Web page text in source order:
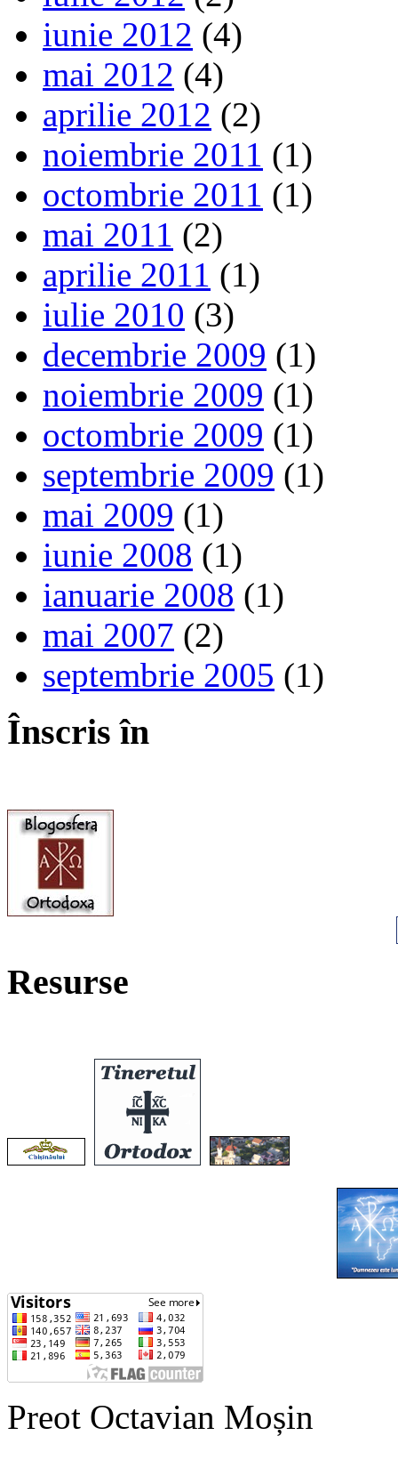
iunie 2012 (4)
mai 2012 (4)
aprilie 2012 (2)
noiembrie 2011 (1)
octombrie 2011 (1)
mai 2011 (2)
aprilie 2011 (1)
iulie 2010 (3)
decembrie 2009 (1)
noiembrie 2009 (1)
octombrie 2009 (1)
septembrie 2009 (1)
mai 2009 (1)
iunie 2008 (1)
ianuarie 2008 (1)
mai 2007 (2)
septembrie 2005 (1)
Înscris în
Resurse
Preot Octavian Moșin